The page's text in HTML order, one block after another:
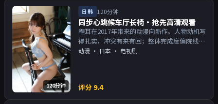
120分钟
日韩 120分钟
同步心跳候车厅长椅·抢先高清观看
程耳在2017年带来的动漫向新作。人物动机写
得扎实，冲突有来有回；整体完成度偏院线质
感。主演以演技派为主，适合喜欢强叙事与人
动漫 · 日本 · 电视剧
评分 9.4